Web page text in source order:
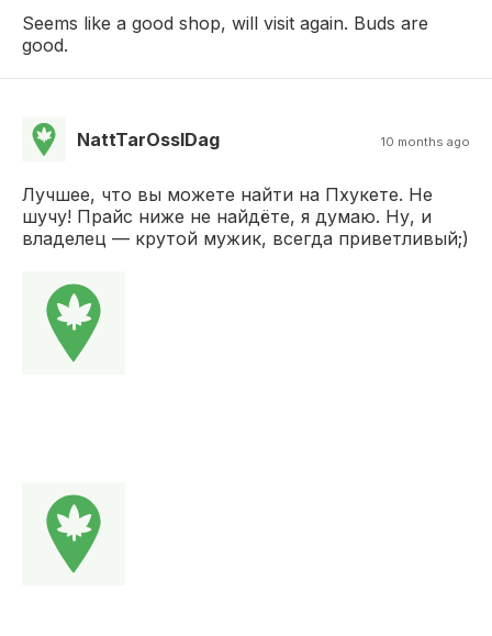
Seems like a good shop, will visit again. Buds are
good.
NattTarOssIDag 10 months ago
Лучшее, что вы можете найти на Пхукете. Не
шучу! Прайс ниже не найдёте, я думаю. Ну, и
владелец — крутой мужик, всегда приветливый;)